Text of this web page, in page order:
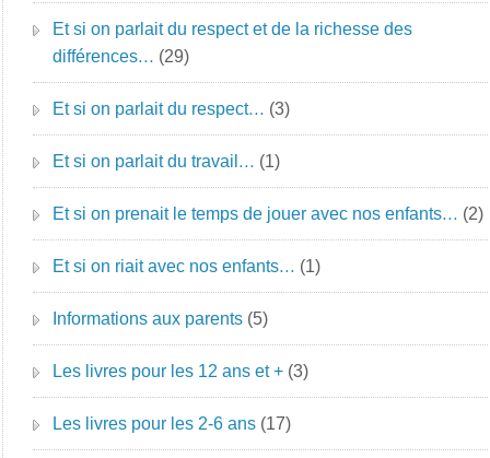
Et si on parlait du respect et de la richesse des
différences… (29)
Et si on parlait du respect… (3)
Et si on parlait du travail… (1)
Et si on prenait le temps de jouer avec nos enfants… (2)
Et si on riait avec nos enfants… (1)
Informations aux parents (5)
Les livres pour les 12 ans et + (3)
Les livres pour les 2-6 ans (17)